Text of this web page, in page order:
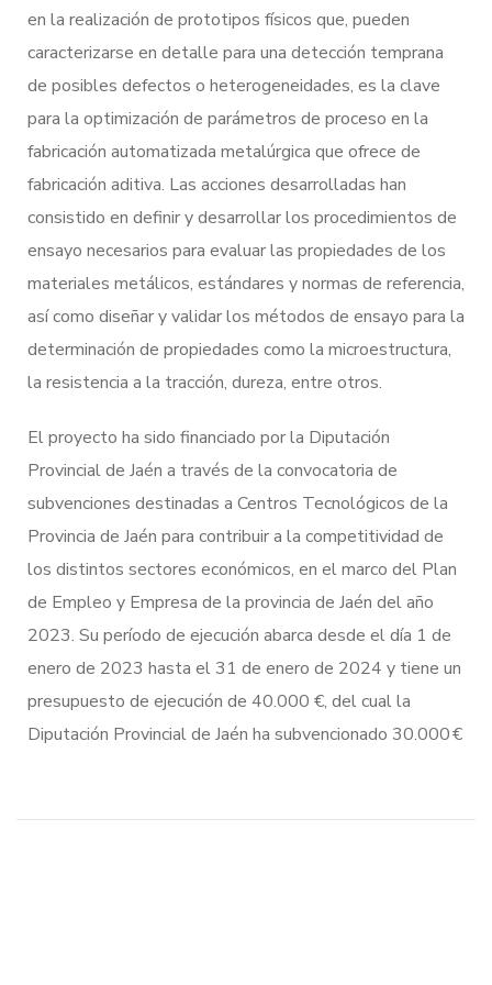
en la realización de prototipos físicos que, pueden
caracterizarse en detalle para una detección temprana
de posibles defectos o heterogeneidades, es la clave
para la optimización de parámetros de proceso en la
fabricación automatizada metalúrgica que ofrece de
fabricación aditiva. Las acciones desarrolladas han
consistido en definir y desarrollar los procedimientos de
ensayo necesarios para evaluar las propiedades de los
materiales metálicos, estándares y normas de referencia,
así como diseñar y validar los métodos de ensayo para la
determinación de propiedades como la microestructura,
la resistencia a la tracción, dureza, entre otros.
El proyecto ha sido financiado por la Diputación
Provincial de Jaén a través de la convocatoria de
subvenciones destinadas a Centros Tecnológicos de la
Provincia de Jaén para contribuir a la competitividad de
los distintos sectores económicos, en el marco del Plan
de Empleo y Empresa de la provincia de Jaén del año
2023. Su período de ejecución abarca desde el día 1 de
enero de 2023 hasta el 31 de enero de 2024 y tiene un
presupuesto de ejecución de 40.000 €, del cual la
Diputación Provincial de Jaén ha subvencionado 30.000 €